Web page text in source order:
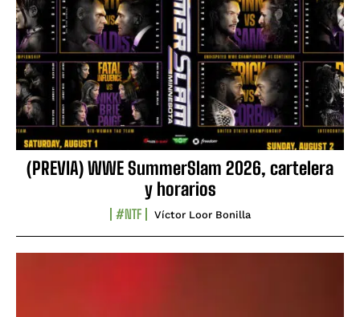
(PREVIA) WWE SummerSlam 2026, cartelera
y horarios
#NTF Víctor Loor Bonilla